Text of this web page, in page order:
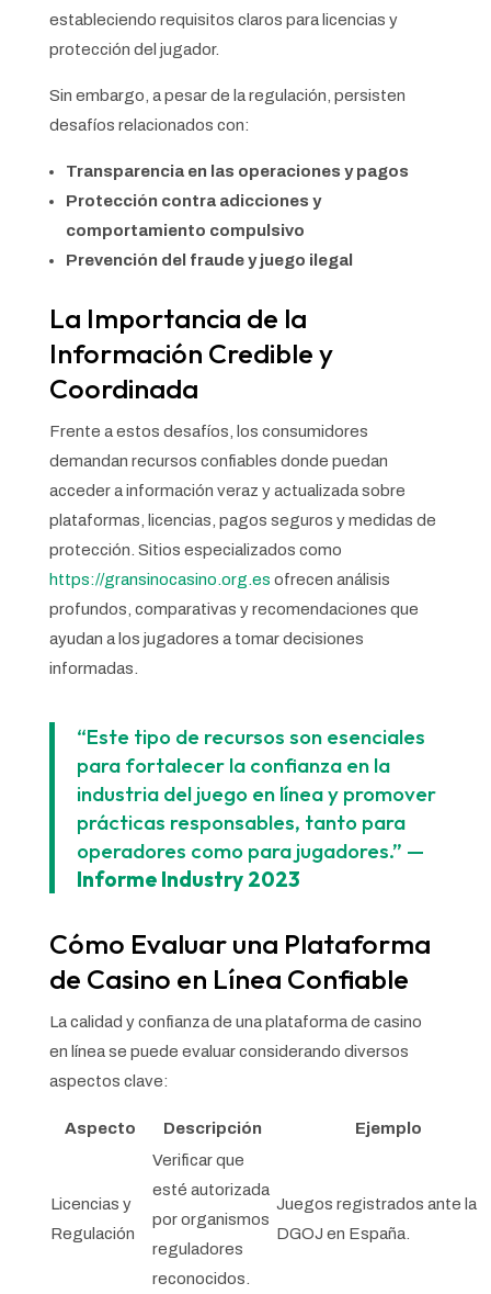
estableciendo requisitos claros para licencias y
protección del jugador.
Sin embargo, a pesar de la regulación, persisten
desafíos relacionados con:
Transparencia en las operaciones y pagos
Protección contra adicciones y
comportamiento compulsivo
Prevención del fraude y juego ilegal
La Importancia de la
Información Credible y
Coordinada
Frente a estos desafíos, los consumidores
demandan recursos confiables donde puedan
acceder a información veraz y actualizada sobre
plataformas, licencias, pagos seguros y medidas de
protección. Sitios especializados como
https://gransinocasino.org.es ofrecen análisis
profundos, comparativas y recomendaciones que
ayudan a los jugadores a tomar decisiones
informadas.
“Este tipo de recursos son esenciales
para fortalecer la confianza en la
industria del juego en línea y promover
prácticas responsables, tanto para
operadores como para jugadores.” —
Informe Industry 2023
Cómo Evaluar una Plataforma
de Casino en Línea Confiable
La calidad y confianza de una plataforma de casino
en línea se puede evaluar considerando diversos
aspectos clave:
Aspecto Descripción Ejemplo
Licencias y
Regulación
Verificar que
esté autorizada
por organismos
reguladores
reconocidos.
Juegos registrados ante la
DGOJ en España.